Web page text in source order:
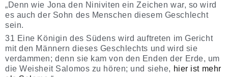
„Denn wie Jona den Niniviten ein Zeichen war, so wird
es auch der Sohn des Menschen diesem Geschlecht
sein.
31 Eine Königin des Südens wird auftreten im Gericht
mit den Männern dieses Geschlechts und wird sie
verdammen; denn sie kam von den Enden der Erde, um
die Weisheit Salomos zu hören; und siehe, hier ist mehr